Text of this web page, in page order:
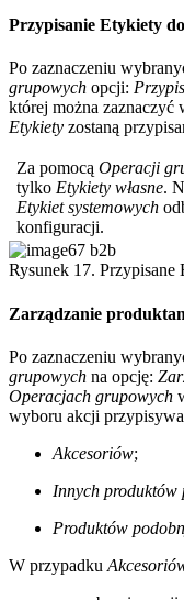
Przypisanie Etykiety
Po zaznaczeniu
grupowych opcji:
której można zaznaczyć
Etykiety zostaną
Za pomocą Operacji
tylko Etykiety własne.
Etykiet systemowych
konfiguracji.
Rysunek 17.
Zarządzanie
Po zaznaczeniu
grupowych na opcję:
Operacjach grupowych
wyboru akcji
Akcesoriów;
Innych produktów
Produktów
W przypadku